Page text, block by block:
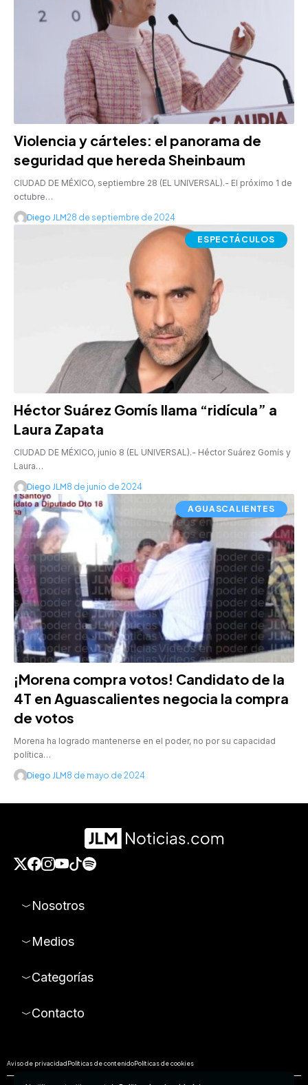
Violencia y cárteles: el panorama de
seguridad que hereda Sheinbaum
CIUDAD DE MÉXICO, septiembre 28 (EL UNIVERSAL).- El próximo 1 de
octubre…
Diego JLM28 de septiembre de 2024
ESPECTÁCULOS
Héctor Suárez Gomís llama “ridícula” a
Laura Zapata
CIUDAD DE MÉXICO, junio 8 (EL UNIVERSAL).- Héctor Suárez Gomís y
Laura…
Diego JLM8 de junio de 2024
AGUASCALIENTES
¡Morena compra votos! Candidato de la
4T en Aguascalientes negocia la compra
de votos
Morena ha logrado mantenerse en el poder, no por su capacidad
política…
Diego JLM8 de mayo de 2024
Nosotros
Medios
Categorías
Contacto
Aviso de privacidadPolíticas de contenidoPolíticas de cookies